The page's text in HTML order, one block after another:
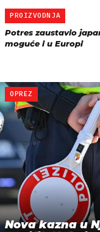
PROIZVODNJA
Potres zaustavio
moguće i u Europi
OPREZ
Nova kazna u